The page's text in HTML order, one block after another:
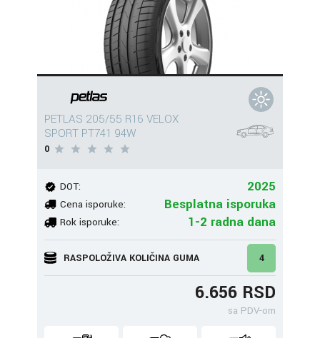
PETLAS 205/55 R16 VELOX
SPORT PT741 94W
0
DOT: 2025
Cena isporuke: Besplatna isporuka
Rok isporuke: 1-2 radna dana
RASPOLOŽIVA KOLIČINA GUMA 4
6.656 RSD
sa PDV-om